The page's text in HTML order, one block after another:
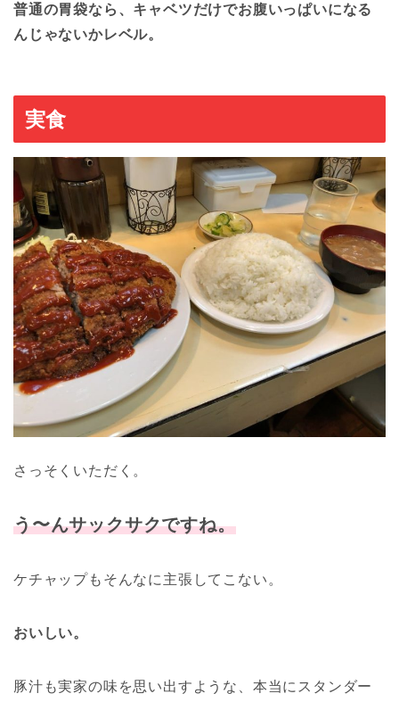
普通の胃袋なら、キャベツだけでお腹いっぱいになる
んじゃないかレベル。
実食
さっそくいただく。
う〜んサックサクですね。
ケチャップもそんなに主張してこない。
おいしい。
豚汁も実家の味を思い出すような、本当にスタンダー